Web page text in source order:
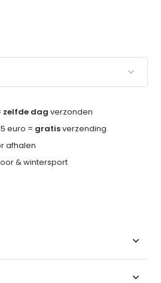
zelfde dag verzonden
euro = gratisverzending
afhalen
& wintersport